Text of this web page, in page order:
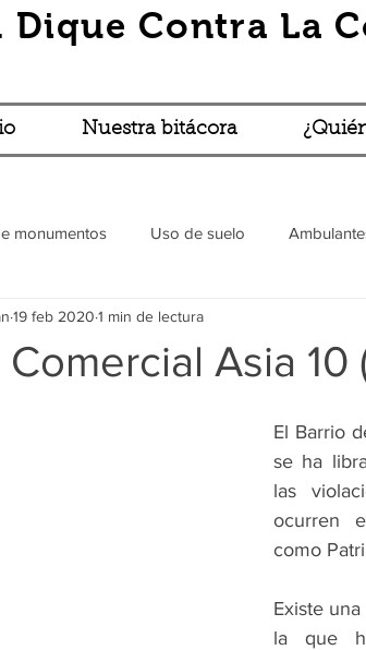
Dique Contra La
Nuestra bitácora
monumentos Uso de suelo
Robos y asaltos Vía pública (BBBLP)
Comercial Asia 10
19 feb 2020 1 min de lectura
El Barrio
se ha
las
ocurren
como
Existe
la que